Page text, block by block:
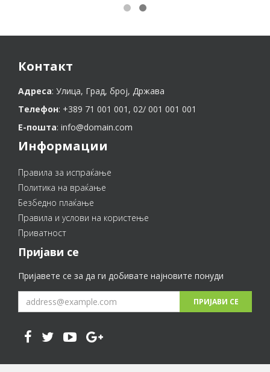
Контакт
Адреса: Улица, Град, број, Држава
Телефон: +389 71 001 001, 02/ 001 001 001
Е-пошта: info@domain.com
Информации
Правила за испраќање
Политика на враќање
Безбедно плаќање
Правила и услови на користење
Приватност
Пријави се
Пријавете се за да ги добивате најновите понуди